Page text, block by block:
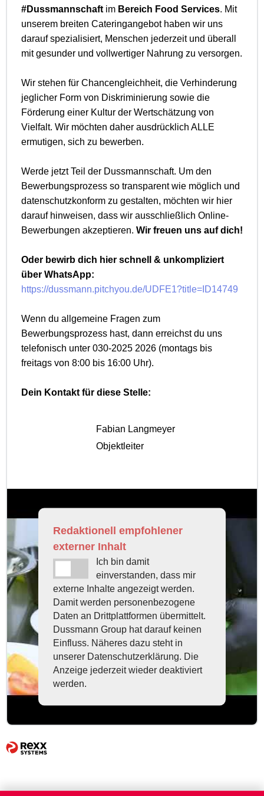
#Dussmannschaft im Bereich Food Services. Mit
unserem breiten Cateringangebot haben wir uns
darauf spezialisiert, Menschen jederzeit und überall
mit gesunder und vollwertiger Nahrung zu versorgen.
Wir stehen für Chancengleichheit, die Verhinderung
jeglicher Form von Diskriminierung sowie die
Förderung einer Kultur der Wertschätzung von
Vielfalt. Wir möchten daher ausdrücklich ALLE
ermutigen, sich zu bewerben.
Werde jetzt Teil der Dussmannschaft. Um den
Bewerbungsprozess so transparent wie möglich und
datenschutzkonform zu gestalten, möchten wir hier
darauf hinweisen, dass wir ausschließlich Online-
Bewerbungen akzeptieren. Wir freuen uns auf dich!
Oder bewirb dich hier schnell & unkompliziert
über WhatsApp:
https://dussmann.pitchyou.de/UDFE1?title=ID14749
Wenn du allgemeine Fragen zum
Bewerbungsprozess hast, dann erreichst du uns
telefonisch unter 030-2025 2026 (montags bis
freitags von 8:00 bis 16:00 Uhr).
Dein Kontakt für diese Stelle:
Fabian Langmeyer
Objektleiter
Redaktionell empfohlener
externer Inhalt
Ich bin damit
einverstanden, dass mir
externe Inhalte angezeigt werden.
Damit werden personenbezogene
Daten an Drittplattformen übermittelt.
Dussmann Group hat darauf keinen
Einfluss. Näheres dazu steht in
unserer Datenschutzerklärung. Die
Anzeige jederzeit wieder deaktiviert
werden.